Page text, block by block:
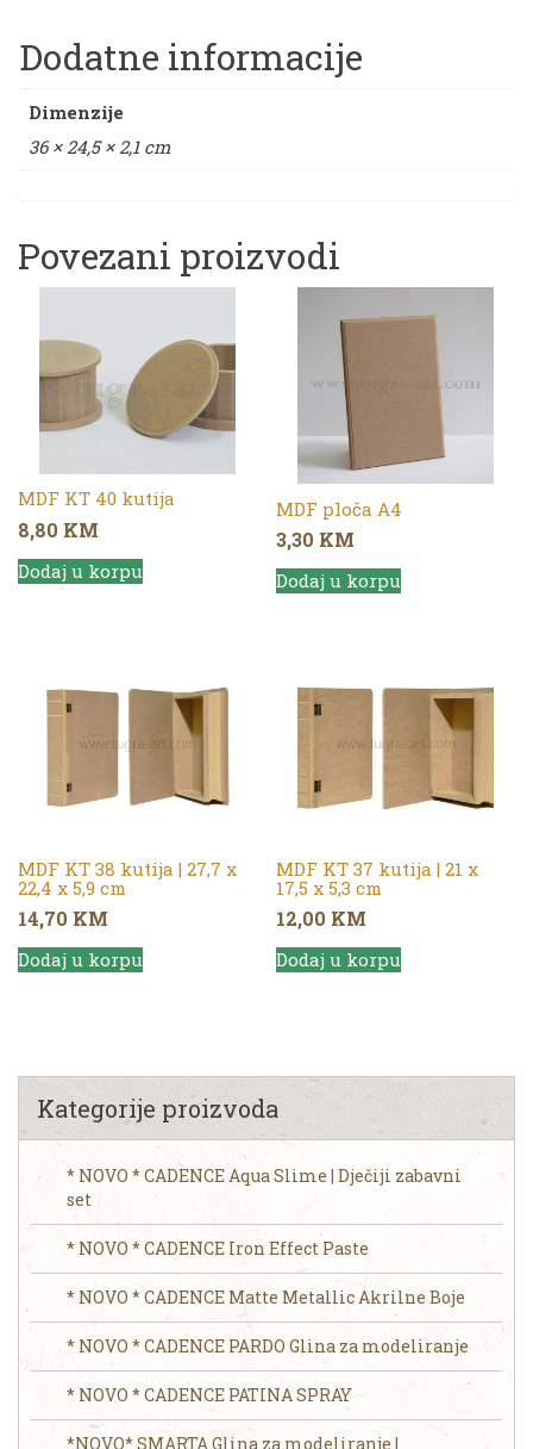
količina
Dodatne informacije
Dimenzije
36 × 24,5 × 2,1 cm
Povezani proizvodi
MDF KT 40 kutija
8,80 KM
Dodaj u korpu
MDF ploča A4
3,30 KM
Dodaj u korpu
MDF KT 38 kutija | 27,7 x
22,4 x 5,9 cm
14,70 KM
Dodaj u korpu
MDF KT 37 kutija | 21 x
17,5 x 5,3 cm
12,00 KM
Dodaj u korpu
Kategorije proizvoda
* NOVO * CADENCE Aqua Slime | Dječiji zabavni
set
* NOVO * CADENCE Iron Effect Paste
* NOVO * CADENCE Matte Metallic Akrilne Boje
* NOVO * CADENCE PARDO Glina za modeliranje
* NOVO * CADENCE PATINA SPRAY
*NOVO* SMARTA Glina za modeliranje |